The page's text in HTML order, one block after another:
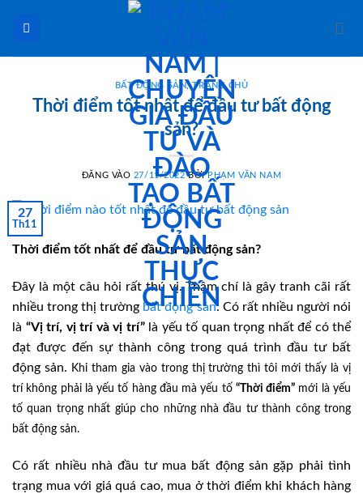
BẤT ĐỘNG SẢN,TRANG CHỦ
Thời điểm tốt nhất để đầu tư bất động
sản?
ĐĂNG VÀO 27/11/2022 BỞIPHẠM VĂN NAM
27
Th11
Thời điểm tốt nhất để đầu tư bất động sản?
Đây là một câu hỏi rất thú vị. Thậm chí là gây tranh cãi rất
nhiều trong thị trường bất động sản. Có rất nhiều người nói
là “Vị trí, vị trí và vị trí”là yếu tố quan trọng nhất để có thể
đạt được đến sự thành công trong quá trình đầu tư bất
động sản. Khi tham gia vào trong thị trường thì tôi mới thấy là vị
trí không phải là yếu tố hàng đầu mà yếu tố “Thời điểm” mới là yếu
tố quan trọng nhất giúp cho những nhà đầu tư thành công trong
bất động sản.
Có rất nhiều nhà đầu tư mua bất động sản gặp phải tình
trạng mua với giá quá cao, mua ở thời điểm khi khách hàng